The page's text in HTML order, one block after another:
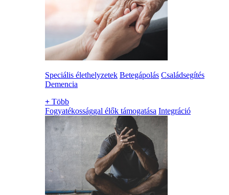
Speciális élethelyzetek Betegápolás Családsegítés
Demencia
+ Több
Fogyatékossággal élők támogatása Integráció